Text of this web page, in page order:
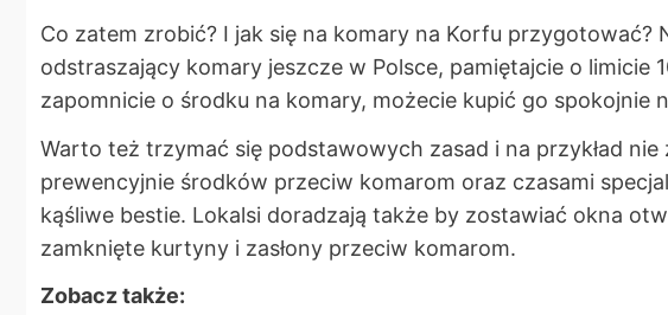
Co zatem zrobić? I jak się na komary na Korfu
odstraszający komary jeszcze w Polsce, pamiętajcie o
zapomnicie o środku na komary, możecie kupić go spokojnie
Warto też trzymać się podstawowych zasad i na przykład
prewencyjnie środków przeciw komarom oraz czasami
kąśliwe bestie. Lokalsi doradzają także by zostawiać okna
zamknięte kurtyny i zasłony przeciw komarom.
Zobacz także: